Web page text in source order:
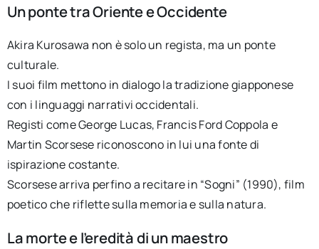
Un ponte tra Oriente e Occidente
Akira Kurosawa non è solo un regista, ma un ponte
culturale.
I suoi film mettono in dialogo la tradizione giapponese
con i linguaggi narrativi occidentali.
Registi come George Lucas, Francis Ford Coppola e
Martin Scorsese riconoscono in lui una fonte di
ispirazione costante.
Scorsese arriva perfino a recitare in “Sogni” (1990), film
poetico che riflette sulla memoria e sulla natura.
La morte e l’eredità di un maestro